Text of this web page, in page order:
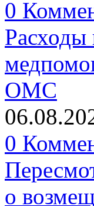
0
Расходы
ОМС
0
о